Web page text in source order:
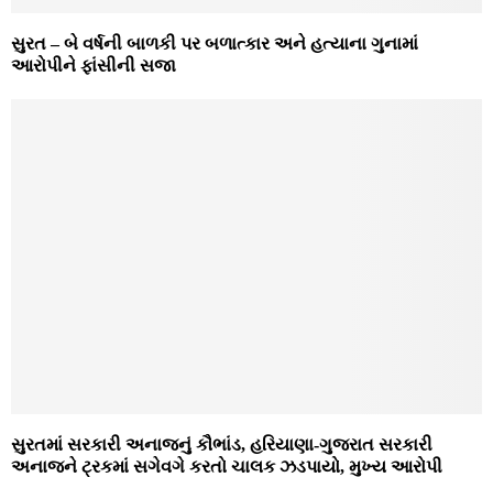
સુરત – બે વર્ષની બાળકી પર બળાત્કાર અને હત્યાના ગુનામાં
આરોપીને ફાંસીની સજા
સુરતમાં સરકારી અનાજનું કૌભાંડ, હરિયાણા-ગુજરાત સરકારી
અનાજને ટ્રકમાં સગેવગે કરતો ચાલક ઝડપાયો, મુખ્ય આરોપી